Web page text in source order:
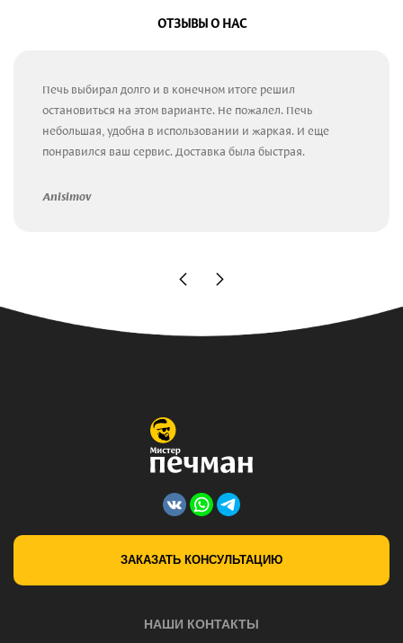
ОТЗЫВЫ О НАС
Печь выбирал долго и в конечном итоге решил
остановиться на этом варианте. Не пожалел. Печь
небольшая, удобна в использовании и жаркая. И еще
понравился ваш сервис. Доставка была быстрая.
Anisimov
ЗАКАЗАТЬ КОНСУЛЬТАЦИЮ
НАШИ КОНТАКТЫ